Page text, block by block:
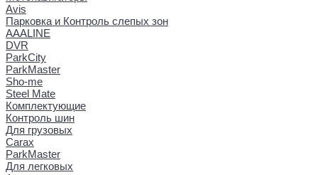
Avis
Парковка и Контроль слепых зон
AAALINE
DVR
ParkCity
ParkMaster
Sho-me
Steel Mate
Комплектующие
Контроль шин
Для грузовых
Carax
ParkMaster
Для легковых